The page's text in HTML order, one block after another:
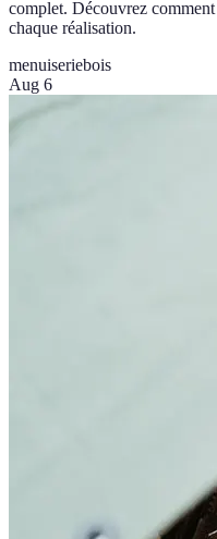
complet. Découvrez
chaque réalisation.
menuiseriebois
Aug 6